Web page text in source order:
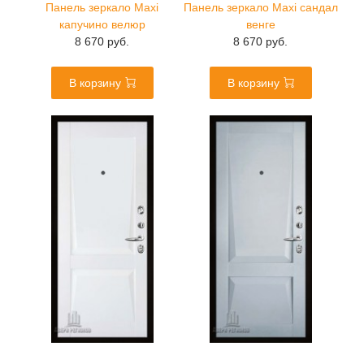
Панель зеркало Maxi
капучино велюр
8 670 руб.
В корзину
Панель зеркало Maxi сандал
венге
8 670 руб.
В корзину